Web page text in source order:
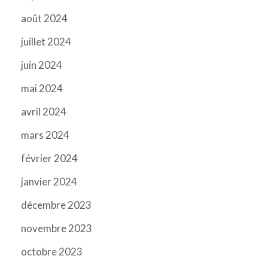
août 2024
juillet 2024
juin 2024
mai 2024
avril 2024
mars 2024
février 2024
janvier 2024
décembre 2023
novembre 2023
octobre 2023